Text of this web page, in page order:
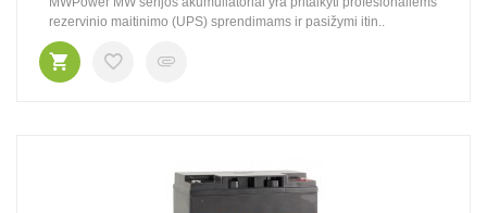
rezervinio maitinimo (UPS) sprendimams ir pasižymi itin..